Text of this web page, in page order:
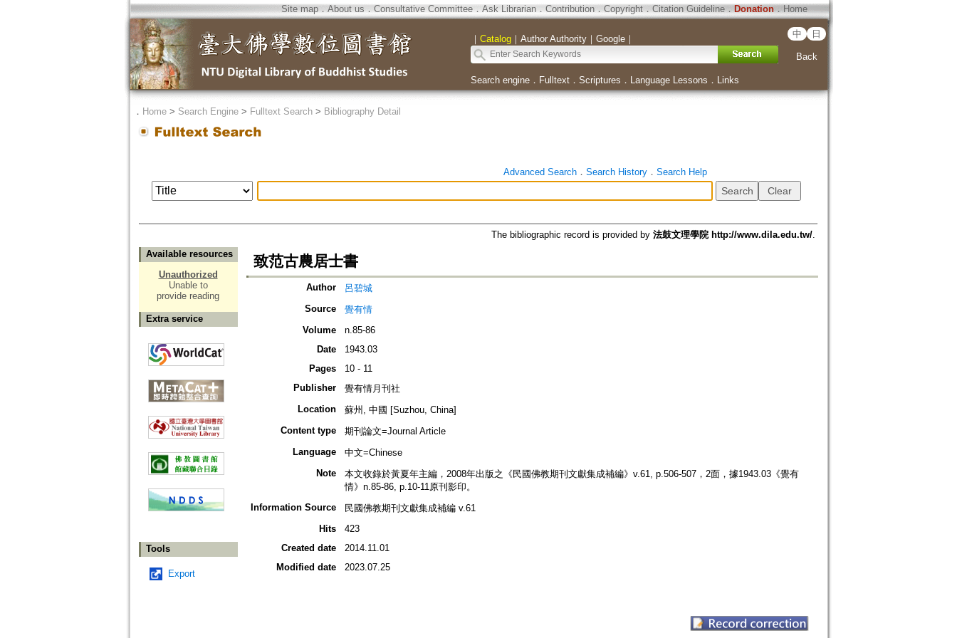
Site map．About us ． Consultative Committee． Ask Librarian． Contribution．Copyright．Citation Guideline． Donation．Home
｜ Catalog｜ Author Authority｜ Google｜ 中 日
Back
Search engine． Fulltext． Scriptures ． Language Lessons ． Links
． Home> Search Engine> Fulltext Search> Bibliography Detail
Advanced Search． Search History． Search Help
The bibliographic record is provided by 法鼓文理學院 http://www.dila.edu.tw/.
Available resources
Unauthorized
Unable to
provide reading
Extra service
Tools
Export
致范古農居士書
Author
呂碧城
Source
覺有情
Volume
n.85-86
Date
1943.03
Pages
10 - 11
Publisher
覺有情月刊社
Location
蘇州, 中國 [Suzhou, China]
Content type
期刊論文=Journal Article
Language
中文=Chinese
Note
本文收錄於黃夏年主編，2008年出版之《民國佛教期刊文獻集成補編》v.61, p.506-507，2面，據1943.03《覺有
情》n.85-86, p.10-11原刊影印。
Information Source
民國佛教期刊文獻集成補編 v.61
Hits
423
Created date
2014.11.01
Modified date
2023.07.25